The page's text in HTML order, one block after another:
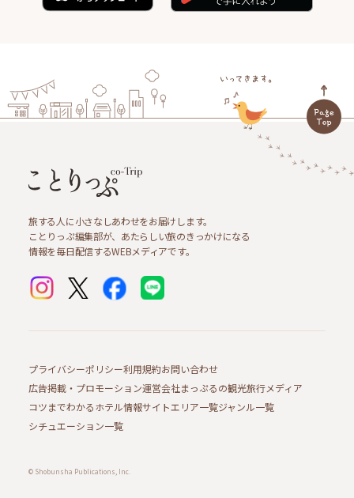
旅する人に小さなしあわせをお届けします。
ことりっぷ編集部が、あたらしい旅のきっかけになる
情報を毎日配信するWEBメディアです。
プライバシーポリシー利用規約お問い合わせ
広告掲載・プロモーション運営会社まっぷるの観光旅行メディア
コツまでわかるホテル情報サイトエリア一覧ジャンル一覧
シチュエーション一覧
© Shobunsha Publications, Inc.